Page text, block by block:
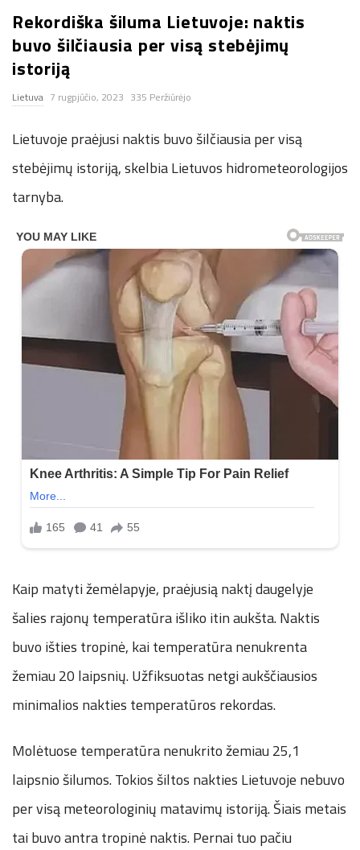
n
.
n
e
t
Rekordiška šiluma Lietuvoje: naktis
buvo šilčiausia per visą stebėjimų
istoriją
Lietuva 7 rugpjūčio, 2023 335 Peržiūrėjo
Lietuvoje praėjusi naktis buvo šilčiausia per visą
stebėjimų istoriją, skelbia Lietuvos hidrometeorologijos
tarnyba.
Kaip matyti žemėlapyje, praėjusią naktį daugelyje
šalies rajonų temperatūra išliko itin aukšta. Naktis
buvo išties tropinė, kai temperatūra nenukrenta
žemiau 20 laipsnių. Užfiksuotas netgi aukščiausios
minimalios nakties temperatūros rekordas.
Molėtuose temperatūra nenukrito žemiau 25,1
laipsnio šilumos. Tokios šiltos nakties Lietuvoje nebuvo
per visą meteorologinių matavimų istoriją. Šiais metais
tai buvo antra tropinė naktis. Pernai tuo pačiu